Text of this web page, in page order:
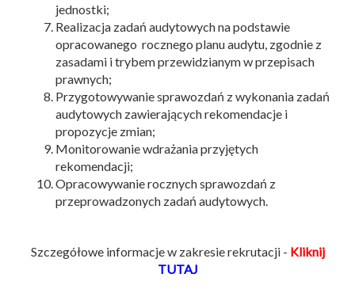
jednostki;
Realizacja zadań audytowych na podstawie
opracowanego rocznego planu audytu, zgodnie z
zasadami i trybem przewidzianym w przepisach
prawnych;
Przygotowywanie sprawozdań z wykonania zadań
audytowych zawierających rekomendacje i
propozycje zmian;
Monitorowanie wdrażania przyjętych
rekomendacji;
Opracowywanie rocznych sprawozdań z
przeprowadzonych zadań audytowych.
Szczegółowe informacje w zakresie rekrutacji - Kliknij
TUTAJ